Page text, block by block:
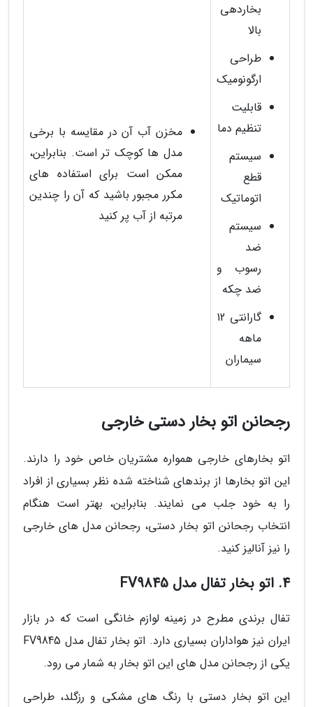
بخاردهی
بالا
طراحی
ارگونومیک
قابلیت
تنظیم دما
سیستم
قطع
اتوماتیک
سیستم
ضد
رسوب و
ضد چکه
گارانتی 12
ماهه
سیماران
مخزن آب آن در مقایسه با برخی
مدل ها کوچک تر است. بنابراین،
ممکن است برای استفاده های
مکرر مجبور باشید که آن را چندین
مرتبه از آب پر کنید
رجحانن اتو بخار دستی خارجی
اتو بخارهای خارجی همواره مشتریان خاص خود را دارند.
این اتو بخارها از برندهای شناخته شده نظر بسیاری از افراد
را به خود جلب می نمایند. بنابراین، بهتر است هنگام
انتخاب رجحانن اتو بخار دستی، رجحانن مدل های خارجی
را نیز آنالیز کنید.
4. اتو بخار تفال مدل FV9845
تفال برندی مطرح در زمینه لوازم خانگی است که در بازار
ایران نیز هواداران بسیاری دارد. اتو بخار تفال مدل FV9845
یکی از رجحانن مدل های این اتو بخار به شمار می رود.
این اتو بخار دستی با رنگ های مشکی و رزگلد، طراحی